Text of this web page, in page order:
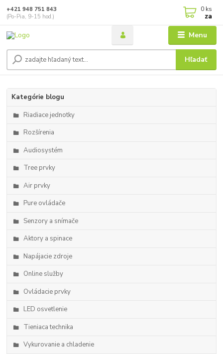
Menu
Hľadať
+421 948 751 843
(Po-Pia, 9-15 hod.)
0 ks
za
Kategórie blogu
Riadiace jednotky
Rozšírenia
Audiosystém
Tree prvky
Air prvky
Pure ovládače
Senzory a snímače
Aktory a spinace
Napájacie zdroje
Online služby
Ovládacie prvky
LED osvetlenie
Tieniaca technika
Vykurovanie a chladenie